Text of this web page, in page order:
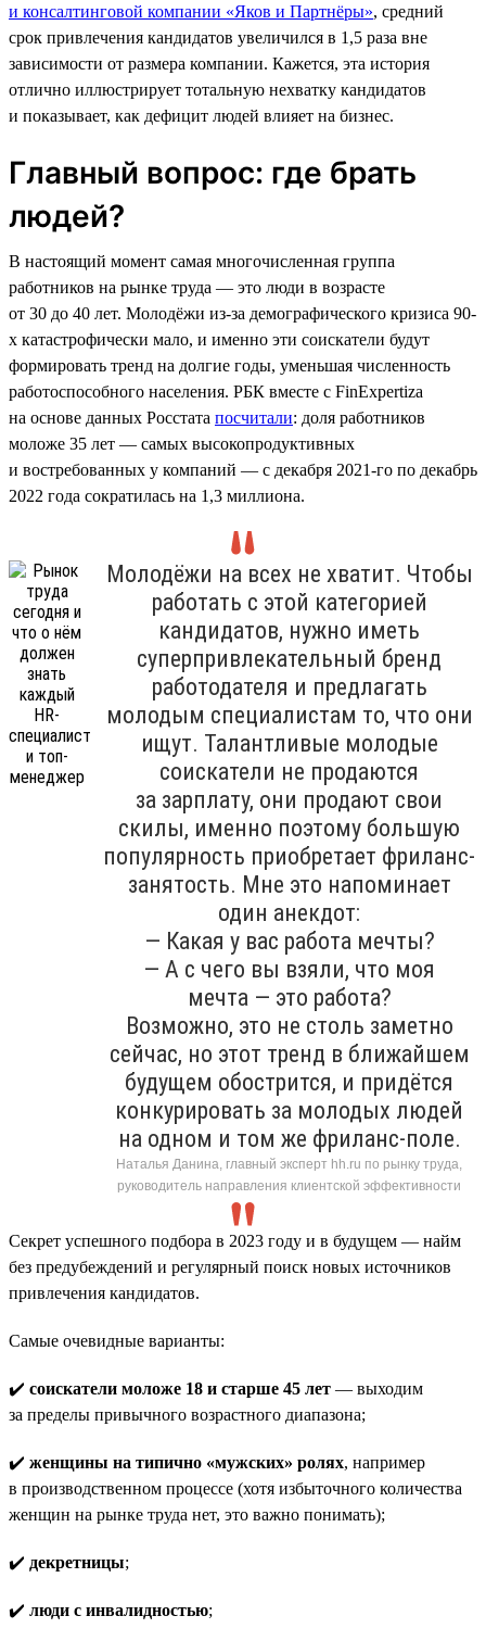
и консалтинговой компании «Яков и Партнёры», средний
срок привлечения кандидатов увеличился в 1,5 раза вне
зависимости от размера компании. Кажется, эта история
отлично иллюстрирует тотальную нехватку кандидатов
и показывает, как дефицит людей влияет на бизнес.
Главный вопрос: где брать
людей?
В настоящий момент самая многочисленная группа
работников на рынке труда — это люди в возрасте
от 30 до 40 лет. Молодёжи из-за демографического кризиса 90-
х катастрофически мало, и именно эти соискатели будут
формировать тренд на долгие годы, уменьшая численность
работоспособного населения. РБК вместе с FinExpertiza
на основе данных Росстата посчитали: доля работников
моложе 35 лет — самых высокопродуктивных
и востребованных у компаний — с декабря 2021-го по декабрь
2022 года сократилась на 1,3 миллиона.
Молодёжи на всех не хватит. Чтобы
работать с этой категорией
кандидатов, нужно иметь
суперпривлекательный бренд
работодателя и предлагать
молодым специалистам то, что они
ищут. Талантливые молодые
соискатели не продаются
за зарплату, они продают свои
скилы, именно поэтому большую
популярность приобретает фриланс-
занятость. Мне это напоминает
один анекдот:
— Какая у вас работа мечты?
— А с чего вы взяли, что моя
мечта — это работа?
Возможно, это не столь заметно
сейчас, но этот тренд в ближайшем
будущем обострится, и придётся
конкурировать за молодых людей
на одном и том же фриланс-поле.
Наталья Данина, главный эксперт hh.ru по рынку труда,
руководитель направления клиентской эффективности
Секрет успешного подбора в 2023 году и в будущем — найм
без предубеждений и регулярный поиск новых источников
привлечения кандидатов.
Самые очевидные варианты:
✔️ соискатели моложе 18 и старше 45 лет — выходим
за пределы привычного возрастного диапазона;
✔️ женщины на типично «мужских» ролях, например
в производственном процессе (хотя избыточного количества
женщин на рынке труда нет, это важно понимать);
✔️ декретницы;
✔️ люди с инвалидностью;